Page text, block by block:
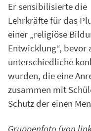
Er sensibilisierte die
Lehrkräfte für das
einer „religiöse
Entwicklung“,
unterschiedliche
wurden, die eine
zusammen mit
Schutz der einen
Gruppenfoto (von